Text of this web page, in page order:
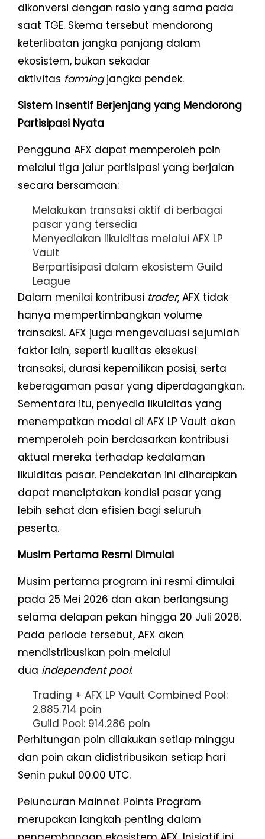
dikonversi dengan rasio yang sama pada
saat TGE. Skema tersebut mendorong
keterlibatan jangka panjang dalam
ekosistem, bukan sekadar
aktivitas farmingjangka pendek.
Sistem Insentif Berjenjang yang Mendorong
Partisipasi Nyata
Pengguna AFX dapat memperoleh poin
melalui tiga jalur partisipasi yang berjalan
secara bersamaan:
Melakukan transaksi aktif di berbagai
pasar yang tersedia
Menyediakan likuiditas melalui AFX LP
Vault
Berpartisipasi dalam ekosistem Guild
League
Dalam menilai kontribusi trader, AFX tidak
hanya mempertimbangkan volume
transaksi. AFX juga mengevaluasi sejumlah
faktor lain, seperti kualitas eksekusi
transaksi, durasi kepemilikan posisi, serta
keberagaman pasar yang diperdagangkan.
Sementara itu, penyedia likuiditas yang
menempatkan modal di AFX LP Vault akan
memperoleh poin berdasarkan kontribusi
aktual mereka terhadap kedalaman
likuiditas pasar. Pendekatan ini diharapkan
dapat menciptakan kondisi pasar yang
lebih sehat dan efisien bagi seluruh
peserta.
Musim Pertama Resmi Dimulai
Musim pertama program ini resmi dimulai
pada 25 Mei 2026 dan akan berlangsung
selama delapan pekan hingga 20 Juli 2026.
Pada periode tersebut, AFX akan
mendistribusikan poin melalui
dua independent pool:
Trading + AFX LP Vault Combined Pool:
2.885.714 poin
Guild Pool: 914.286 poin
Perhitungan poin dilakukan setiap minggu
dan poin akan didistribusikan setiap hari
Senin pukul 00.00 UTC.
Peluncuran Mainnet Points Program
merupakan langkah penting dalam